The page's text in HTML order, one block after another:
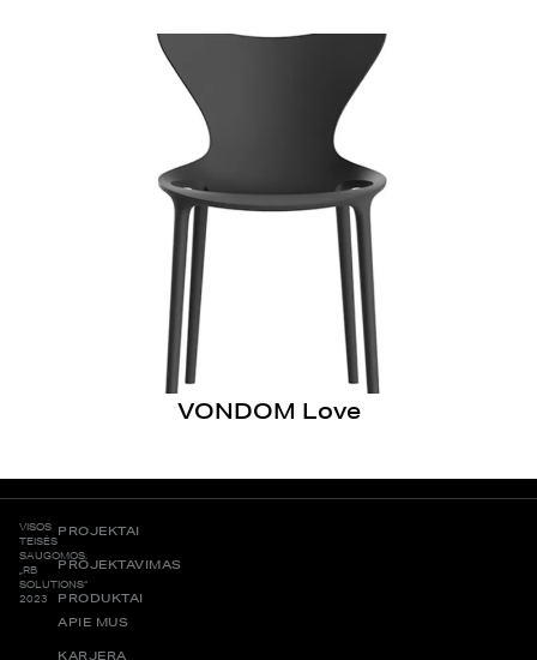
VONDOM Love
VISOS
TEISĖS
SAUGOMOS.
„RB
SOLUTIONS“
2023
PROJEKTAI
PROJEKTAVIMAS
PRODUKTAI
APIE MUS
KARJERA